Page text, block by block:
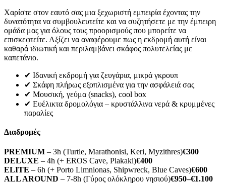
Χαρίστε στον εαυτό σας μια ξεχωριστή εμπειρία έχοντας την
δυνατότητα να συμβουλευτείτε και να συζητήσετε με την έμπειρη
ομάδα μας για όλους τους προορισμούς που μπορείτε να
επισκεφτείτε. Αξίζει να αναφέρουμε πως η εκδρομή αυτή είναι
καθαρά ιδιωτική και περιλαμβάνει σκάφος πολυτελείας με
καπετάνιο.
✔ Ιδανική εκδρομή για ζευγάρια, μικρά γκρουπ
✔ Σκάφη πλήρως εξοπλισμένα για την ασφάλειά σας
✔ Μουσική, γεύμα (snacks), cool box
✔ Ευέλικτα δρομολόγια – κρυστάλλινα νερά & κρυμμένες
παραλίες
Διαδρομές
PREMIUM – 3h (Turtle, Marathonisi, Keri, Myzithres)€300
DELUXE – 4h (+ EROS Cave, Plakaki)€400
ELITE – 6h (+ Porto Limnionas, Shipwreck, Blue Caves)€600
ALL AROUND – 7-8h (Γύρος ολόκληρου νησιού)€950–€1.100